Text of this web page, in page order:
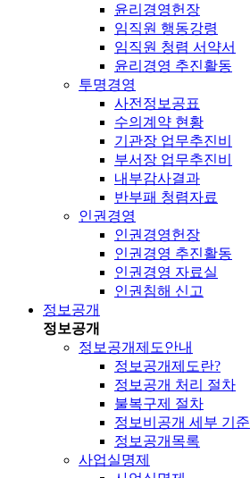
윤리경영헌장
임직원 행동강령
임직원 청렴 서약서
윤리경영 추진활동
투명경영
사전정보공표
수의계약 현황
기관장 업무추진비
부서장 업무추진비
내부감사결과
반부패 청렴자료
인권경영
인권경영헌장
인권경영 추진활동
인권경영 자료실
인권침해 신고
정보공개
정보공개
정보공개제도안내
정보공개제도란?
정보공개 처리 절차
불복구제 절차
정보비공개 세부 기준
정보공개목록
사업실명제